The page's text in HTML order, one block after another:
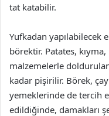
tat katabilir.
Yufkadan yapılabilecek
börektir. Patates,
malzemelerle
kadar pişirilir. Börek,
yemeklerinde de tercih
edildiğinde, damakları